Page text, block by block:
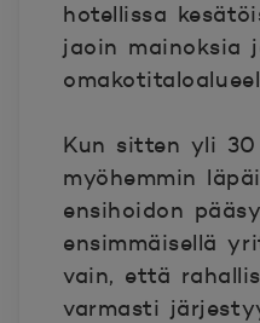
hotellissa
jaoin mainoksia
Kun sitten yli
myöhemmin
ensihoidon
ensimmäisellä
vain, että
varmasti